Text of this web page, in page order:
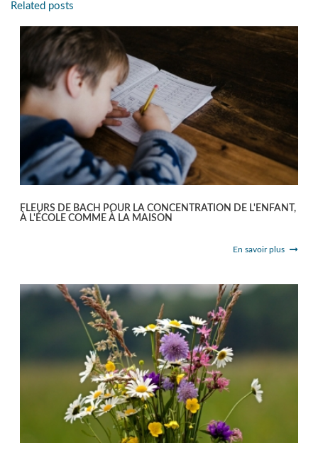
Related posts
FLEURS DE BACH POUR LA CONCENTRATION DE L'ENFANT,
À L'ÉCOLE COMME À LA MAISON
En savoir plus